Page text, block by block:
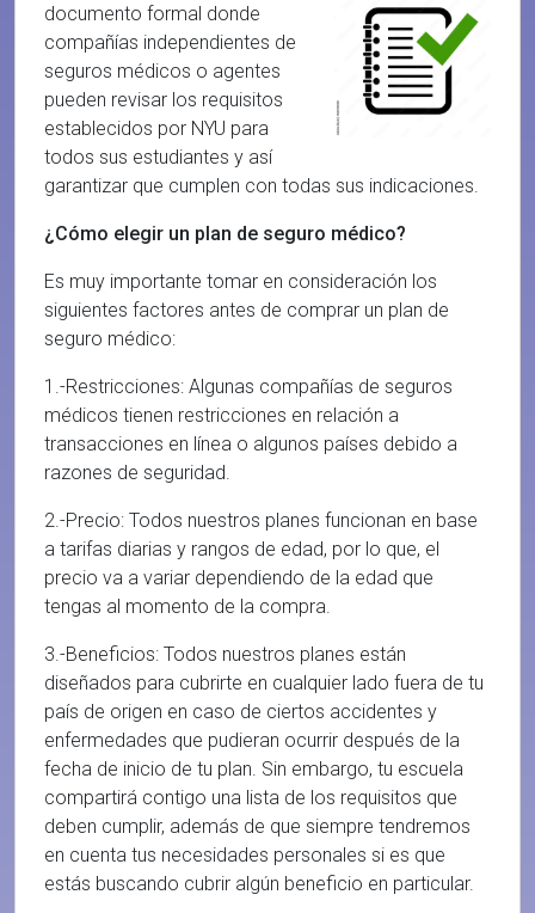
documento formal donde
compañías independientes de
seguros médicos o agentes
pueden revisar los requisitos
establecidos por NYU para
todos sus estudiantes y así
garantizar que cumplen con todas sus indicaciones.
¿Cómo elegir un plan de seguro médico?
Es muy importante tomar en consideración los
siguientes factores antes de comprar un plan de
seguro médico:
1.-Restricciones: Algunas compañías de seguros
médicos tienen restricciones en relación a
transacciones en línea o algunos países debido a
razones de seguridad.
2.-Precio: Todos nuestros planes funcionan en base
a tarifas diarias y rangos de edad, por lo que, el
precio va a variar dependiendo de la edad que
tengas al momento de la compra.
3.-Beneficios: Todos nuestros planes están
diseñados para cubrirte en cualquier lado fuera de tu
país de origen en caso de ciertos accidentes y
enfermedades que pudieran ocurrir después de la
fecha de inicio de tu plan. Sin embargo, tu escuela
compartirá contigo una lista de los requisitos que
deben cumplir, además de que siempre tendremos
en cuenta tus necesidades personales si es que
estás buscando cubrir algún beneficio en particular.